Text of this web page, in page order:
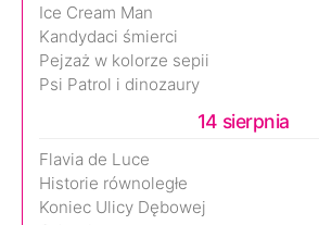
Ice Cream Man
Kandydaci śmierci
Pejzaż w kolorze sepii
Psi Patrol i dinozaury
14 sierpnia
Flavia de Luce
Historie równoległe
Koniec Ulicy Dębowej